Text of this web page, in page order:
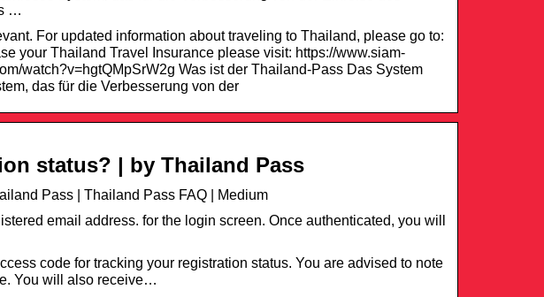
…
For updated information about traveling to Thailand, please go to:
your Thailand Travel Insurance please visit: https://www.siam-
watch?v=hgtQMpSrW2g Was ist der Thailand-Pass Das System
das für die Verbesserung von der
status? | by Thailand Pass
Pass | Thailand Pass FAQ | Medium
email address. for the login screen. Once authenticated, you will
code for tracking your registration status. You are advised to note
You will also receive…